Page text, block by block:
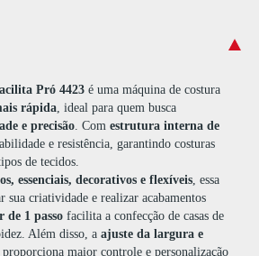
Pró 4423 é uma máquina de costura
rápida, ideal para quem busca
e precisão. Com estrutura interna de
e resistência, garantindo costuras
de tecidos.
essenciais, decorativos e flexíveis, essa
sua criatividade e realizar acabamentos
de 1 passo facilita a confecção de casas de
Além disso, a ajuste da largura e
proporciona maior controle e personalização